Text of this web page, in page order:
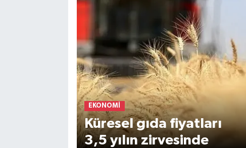
EKONOMI
Küresel gıda fiyatları
3,5 yılın zirvesinde